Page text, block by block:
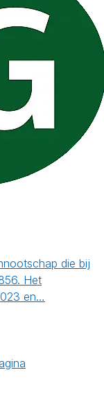
die bij
Het
en…